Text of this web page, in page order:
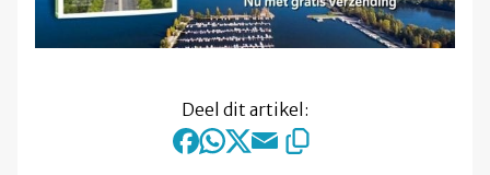
Deel dit artikel: